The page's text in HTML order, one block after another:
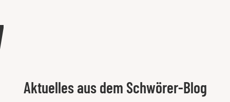
Aktuelles aus dem Schwörer-Blog